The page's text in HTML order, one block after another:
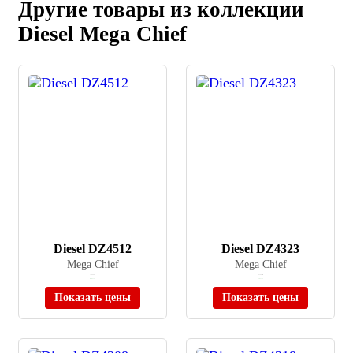
Другие товары из коллекции
Diesel Mega Chief
Diesel DZ4512
Mega Chief
Показать цены
Diesel DZ4323
Mega Chief
Показать цены